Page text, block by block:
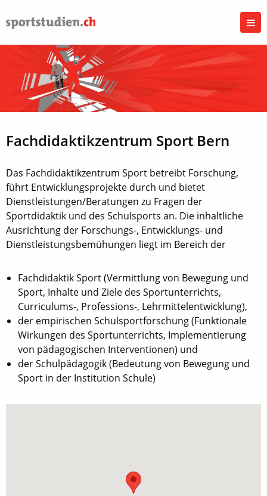
Fachdidaktikzentrum Sport Bern
Das Fachdidaktikzentrum Sport betreibt Forschung,
führt Entwicklungsprojekte durch und bietet
Dienstleistungen/Beratungen zu Fragen der
Sportdidaktik und des Schulsports an. Die inhaltliche
Ausrichtung der Forschungs-, Entwicklungs- und
Dienstleistungsbemühungen liegt im Bereich der
Fachdidaktik Sport (Vermittlung von Bewegung und
Sport, Inhalte und Ziele des Sportunterrichts,
Curriculums-, Professions-, Lehrmittelentwicklung),
der empirischen Schulsportforschung (Funktionale
Wirkungen des Sportunterrichts, Implementierung
von pädagogischen Interventionen) und
der Schulpädagogik (Bedeutung von Bewegung und
Sport in der Institution Schule)